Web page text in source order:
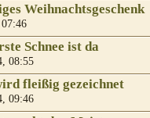
Weihnachtsgeschenk
Schnee ist da
08:55
fleißig gezeichnet
09:46